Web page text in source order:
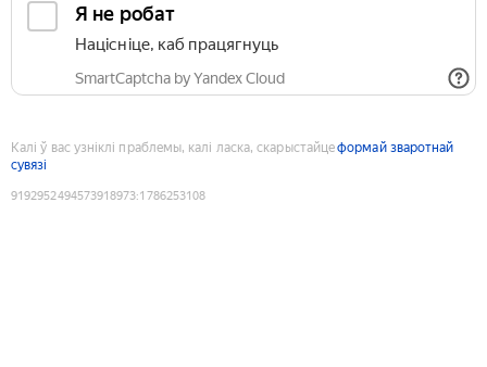
Я не робат
Націсніце, каб працягнуць
SmartCaptcha by Yandex Cloud
Калі ў вас узніклі праблемы, калі ласка, скарыстайцеформай зваротнай
сувязі
9192952494573918973:1786253108